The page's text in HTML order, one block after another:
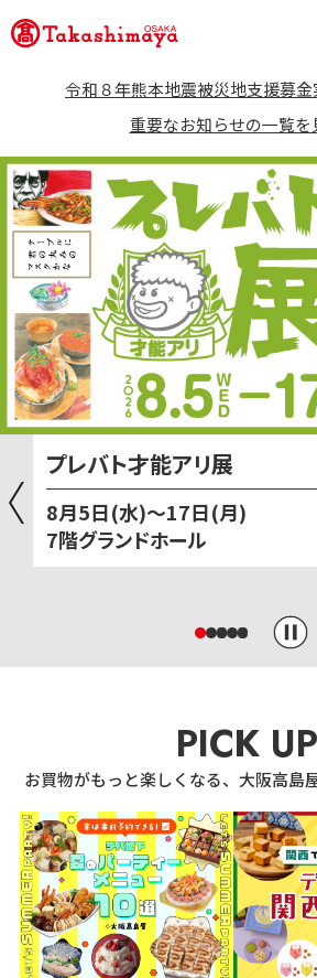
令和８年熊本地震被災地支援募
重要なお知らせの一覧を
プレバト才能アリ展
8月5日(水)～17日(月)
7階グランドホール
PICK UP
お買物がもっと楽しくなる、大阪高島